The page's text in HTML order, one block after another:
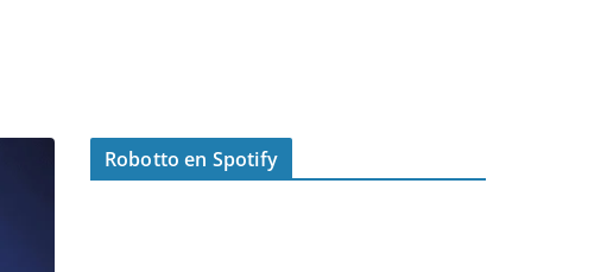
Robotto en Spotify